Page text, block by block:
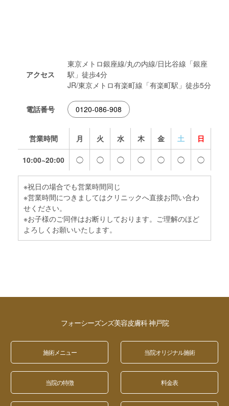
アクセス
東京メトロ銀座線/丸の内線/日比谷線「銀座
駅」徒歩4分
JR/東京メトロ有楽町線「有楽町駅」徒歩5分
電話番号 0120-086-908
営業時間 月 火 水 木 金 土 日
10:00~20:00 ◯ ◯ ◯ ◯ ◯ ◯ ◯
※祝日の場合でも営業時間同じ
※営業時間につきましてはクリニックへ直接お問い合わ
せください。
※お子様のご同伴はお断りしております。ご理解のほど
よろしくお願いいたします。
フォーシーズンズ美容皮膚科 神戸院
施術メニュー 当院オリジナル施術
当院の特徴 料金表